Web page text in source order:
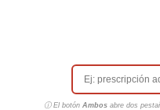
ⓘ El botón Ambosabre dos